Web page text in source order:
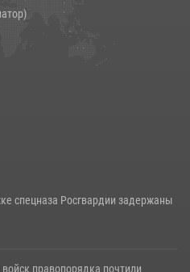
спецназа Росгвардии задержаны
правопорядка почтили